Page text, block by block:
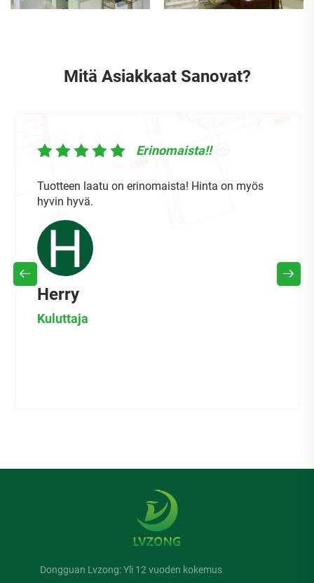
Mitä Asiakkaat Sanovat?
Erinomaista!!
Tuotteen laatu on erinomaista! Hinta on myös
hyvin hyvä.
Herry
Kuluttaja
Dongguan Lvzong: Yli 12 vuoden kokemus